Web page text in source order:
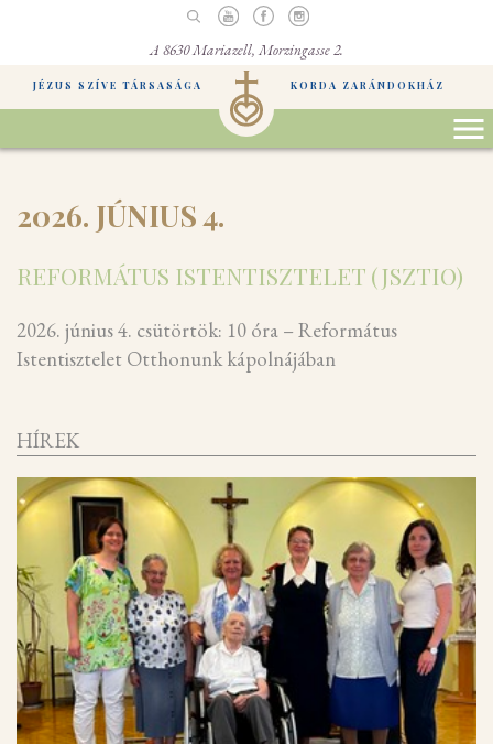
A 8630 Mariazell, Morzingasse 2.
JÉZUS SZÍVE TÁRSASÁGA KORDA ZARÁNDOKHÁZ
2026. JÚNIUS 4.
REFORMÁTUS ISTENTISZTELET (JSZTIO)
2026. június 4. csütörtök: 10 óra – Református
Istentisztelet Otthonunk kápolnájában
HÍREK